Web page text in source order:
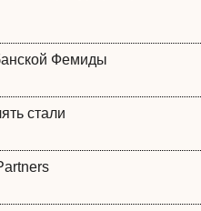
Фемиды
стали